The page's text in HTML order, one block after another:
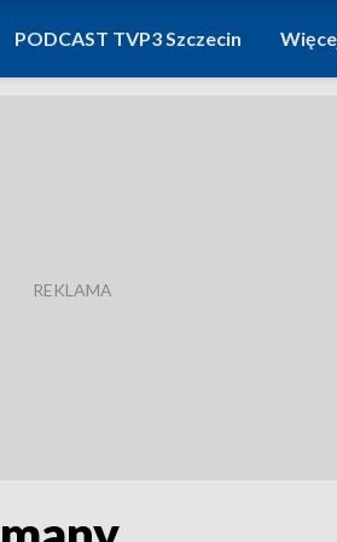
PODCAST TVP3 Szczecin